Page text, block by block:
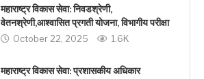
महाराष्ट्र विकास सेवा: निवडश्रेणी,
वेतनश्रेणी,आश्वासित प्रगती योजना, विभागीय परीक्षा
October 22, 2025 1.6K
महाराष्ट्र विकास सेवा: प्रशासकीय अधिकार